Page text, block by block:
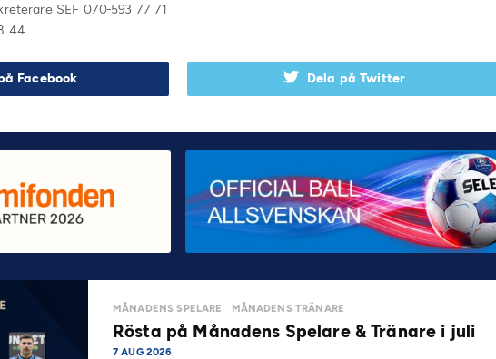
SEF 070-593 77 71
44
Facebook Dela på Twitter
MÅNADENS SPELARE MÅNADENS TRÄNARE
Rösta på Månadens Spelare & Tränare i juli
7 AUG 2026